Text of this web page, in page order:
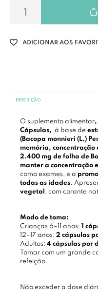
ADICIONAR AOS
DESCRIÇÃO
O suplemento alimentar,
Cápsulas,
à base de
(Bacopa monnieri (L.)
memória, concentração
2.400 mg de folha de
manter a concentração
como exames, e a
todas as idades.
vegetal , com corante
Modo de toma:
Crianças 6–11 anos: 1
12–17 anos: 2 cápsulas
Adultos: 4 cápsulas por
Tomar com um grande
refeição.
Não exceder a dose